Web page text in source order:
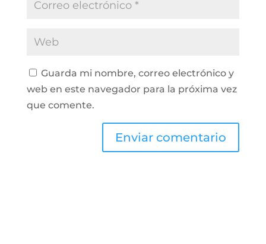
Guarda mi nombre, correo electrónico y
web en este navegador para la próxima vez
que comente.